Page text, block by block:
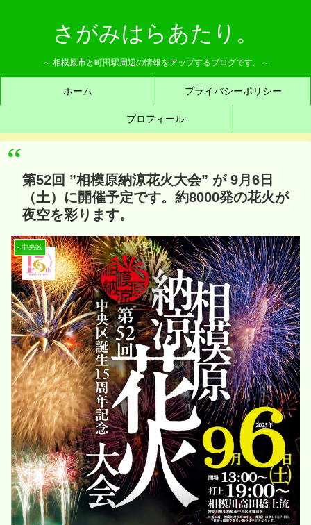
さがみはらあたり。
～ 相模原市と町田駅周辺の情報をアップするブログです。～
ホーム プライバシーポリシー
プロフィール
第52回 ”相模原納涼花火大会” が 9月6日
（土）に開催予定です。約8000発の花火が
夜空を彩ります。
- 中央区